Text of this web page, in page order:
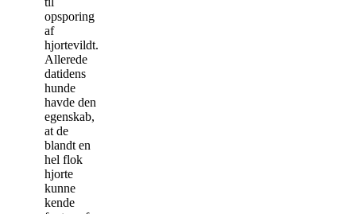
opsporing
af
hjortevildt.
Allerede
datidens
hunde
havde den
egenskab,
at de
blandt en
hel flok
hjorte
kunne
kende